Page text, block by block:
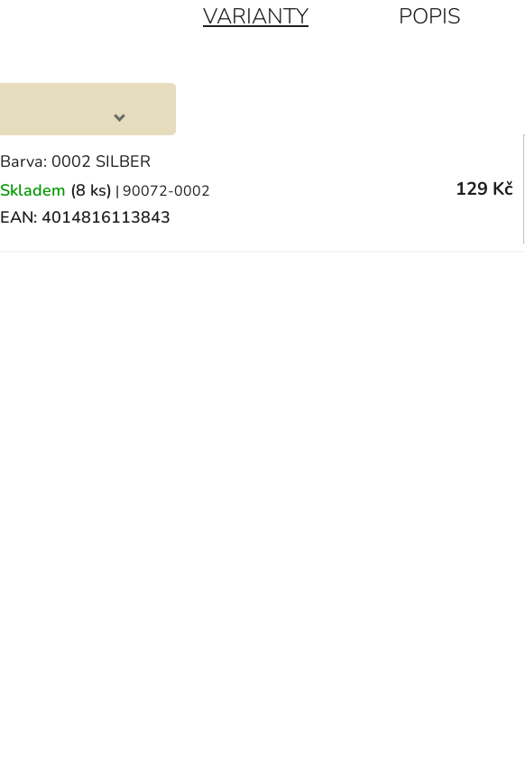
VARIANTY POPIS
Barva: 0002 SILBER
Skladem (8 ks) | 90072-0002
EAN: 4014816113843
129 Kč